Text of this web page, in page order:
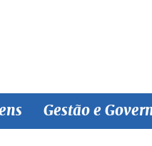
Gestão e